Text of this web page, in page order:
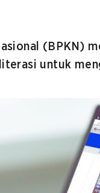
(BPKN)
untuk